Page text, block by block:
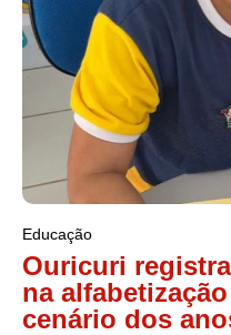
Educação
Ouricuri
na
cenário dos